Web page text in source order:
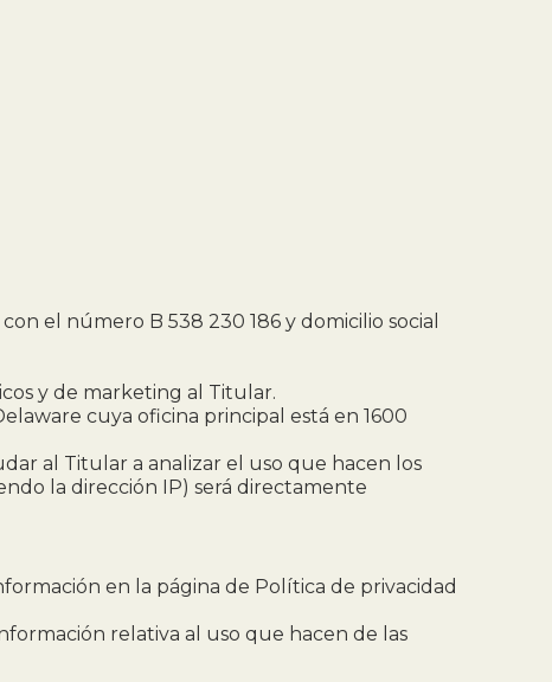
el número B 538 230 186 y domicilio social
y de marketing al Titular.
cuya oficina principal está en 1600
al Titular a analizar el uso que hacen los
la dirección IP) será directamente
en la página de Política de privacidad
relativa al uso que hacen de las